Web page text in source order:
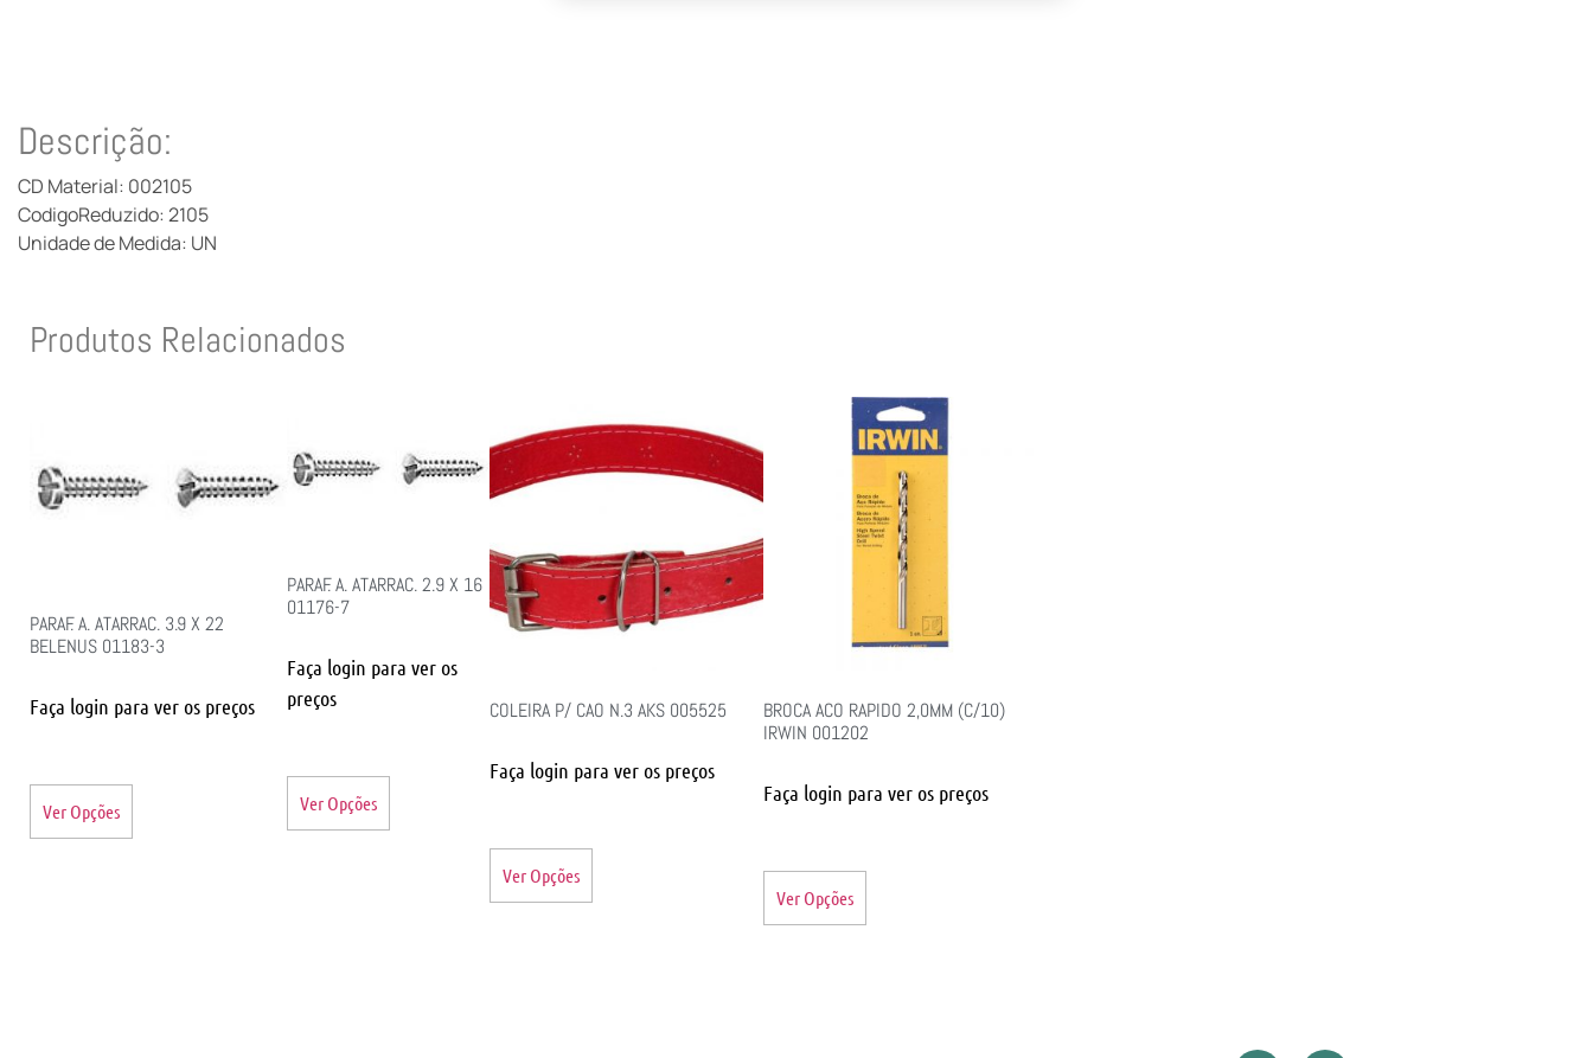
Descrição:
CD Material: 002105
CodigoReduzido: 2105
Unidade de Medida: UN
Produtos Relacionados
PARAF. A. ATARRAC. 3.9 X 22
BELENUS 01183-3
Faça login para ver os preços
Ver Opções
PARAF. A. ATARRAC. 2.9 X 16
01176-7
Faça login para ver os
preços
Ver Opções
COLEIRA P/ CAO N.3 AKS 005525
Faça login para ver os preços
Ver Opções
BROCA ACO RAPIDO 2,0MM (C/10)
IRWIN 001202
Faça login para ver os preços
Ver Opções